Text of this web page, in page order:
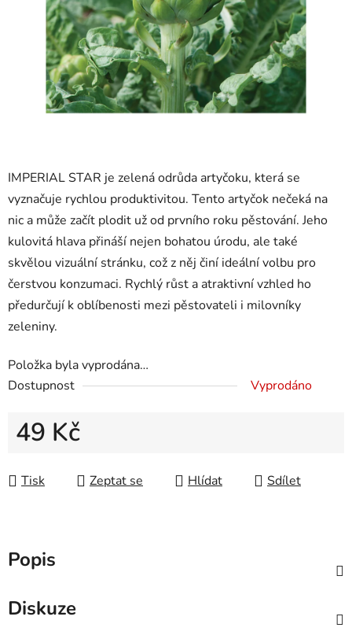
IMPERIAL STAR je zelená odrůda artyčoku, která se
vyznačuje rychlou produktivitou. Tento artyčok nečeká na
nic a může začít plodit už od prvního roku pěstování. Jeho
kulovitá hlava přináší nejen bohatou úrodu, ale také
skvělou vizuální stránku, což z něj činí ideální volbu pro
čerstvou konzumaci. Rychlý růst a atraktivní vzhled ho
předurčují k oblíbenosti mezi pěstovateli i milovníky
zeleniny.
Položka byla vyprodána…
Dostupnost
Vyprodáno
49 Kč
Tisk
Zeptat se Hlídat Sdílet
Popis
Diskuze